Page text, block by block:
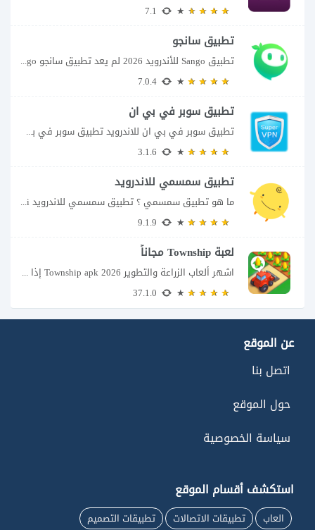
تطبيق سانجو
تطبيق Sango للأندرويد 2026 لم يعد تطبيق سانجو Sango مجرد مساحة لإرسال الرسائل أو...
تطبيق سوبر في بي ان
تطبيق سوبر في بي ان للاندرويد تطبيق سوبر في بي ان من تطبيقات الشبكات...
تطبيق سمسمي للاندرويد
ما هو تطبيق سمسمي ؟ تطبيق سمسمي للاندرويد SimSimi هو برنامج دردشة افتراضية يسمح...
لعبة Township مجاناً
اشهر ألعاب الزراعة والتطوير Township apk 2026 إذا كنت تحب ألعاب الزراعة وبناء المدن،...
عن الموقع
اتصل بنا
حول الموقع
سياسة الخصوصية
استكشف أقسام الموقع
العاب تطبيقات الاتصالات تطبيقات التصميم